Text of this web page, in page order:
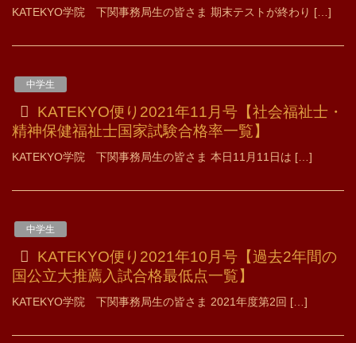
KATEKYO学院 下関事務局生の皆さま 期末テストが終わり […]
中学生
KATEKYO便り2021年11月号【社会福祉士・
精神保健福祉士国家試験合格率一覧】
KATEKYO学院 下関事務局生の皆さま 本日11月11日は […]
中学生
KATEKYO便り2021年10月号【過去2年間の
国公立大推薦入試合格最低点一覧】
KATEKYO学院 下関事務局生の皆さま 2021年度第2回 […]